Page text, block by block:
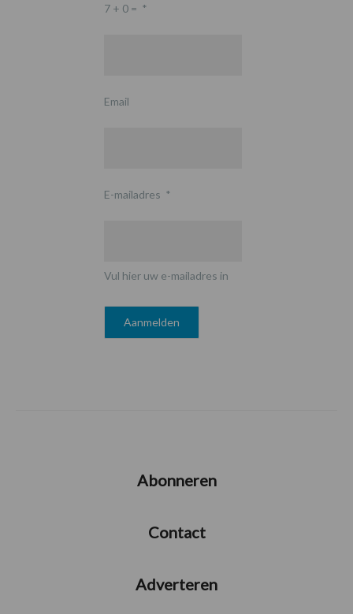
7 + 0 = *
Email
E-mailadres *
Vul hier uw e-mailadres in
Abonneren
Contact
Adverteren